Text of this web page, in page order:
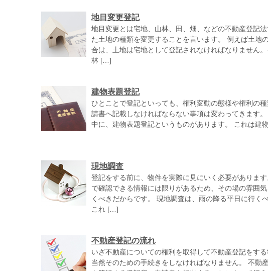
地目変更登記
地目変更とは宅地、山林、田、畑、などの不動産登記
た土地の種類を変更することを言います。 例えば土地
合は、土地は宅地として登記されなければなりません
林 […]
建物表題登記
ひとことで登記といっても、権利変動の態様や権利の
請書へ記載しなければならない事項は変わってきます
中に、建物表題登記というものがあります。 これは建
現地調査
登記をする前に、物件を実際に見にいく必要がありま
で確認できる情報には限りがあるため、その場の雰囲
くべきだからです。 現地調査は、雨の降る平日に行く
これ […]
不動産登記の流れ
いざ不動産についての権利を取得して不動産登記をする
当然そのための手続きをしなければなりません。 不動